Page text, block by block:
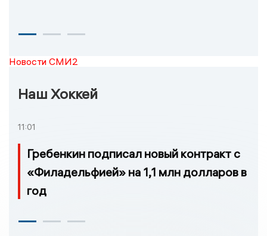
Новости СМИ2
Наш Хоккей
11:01
Гребенкин подписал новый контракт с
«Филадельфией» на 1,1 млн долларов в
год